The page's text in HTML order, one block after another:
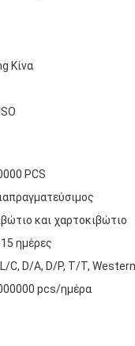
Κίνα
PCS
και χαρτοκιβώτιο
ημέρες
C, D/A, D/P, T/T,
pcs/ημέρα